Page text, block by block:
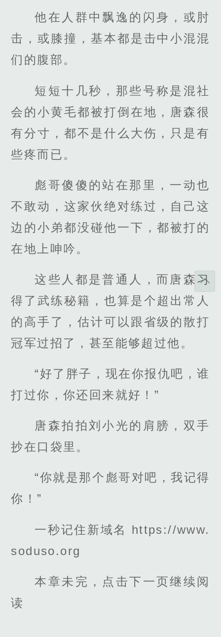
他在人群中飘逸的闪身，或肘
击，或膝撞，基本都是击中小混混
们的腹部。
短短十几秒，那些号称是混社
会的小黄毛都被打倒在地，唐森很
有分寸，都不是什么大伤，只是有
些疼而已。
彪哥傻傻的站在那里，一动也
不敢动，这家伙绝对练过，自己这
边的小弟都没碰他一下，都被打的
在地上呻吟。
这些人都是普通人，而唐森习
得了武练秘籍，也算是个超出常人
的高手了，估计可以跟省级的散打
冠军过招了，甚至能够超过他。
“好了胖子，现在你报仇吧，谁
打过你，你还回来就好！”
唐森拍拍刘小光的肩膀，双手
抄在口袋里。
“你就是那个彪哥对吧，我记得
你！”
一秒记住新域名 https://www.
soduso.org
本章未完，点击下一页继续阅
读